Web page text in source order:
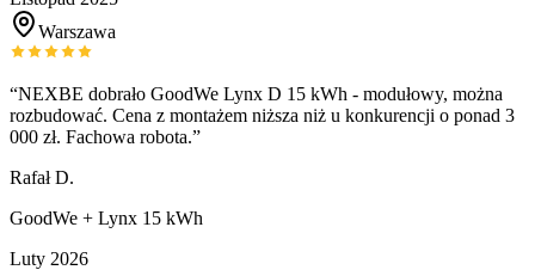
Warszawa
“NEXBE dobrało GoodWe Lynx D 15 kWh - modułowy, można
rozbudować. Cena z montażem niższa niż u konkurencji o ponad 3
000 zł. Fachowa robota.”
Rafał D.
GoodWe + Lynx 15 kWh
Luty 2026